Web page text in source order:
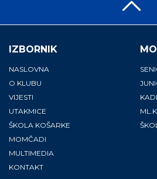
IZBORNIK
NASLOVNA
O KLUBU
VIJESTI
UTAKMICE
ŠKOLA KOŠARKE
MOMČADI
MULTIMEDIA
KONTAKT